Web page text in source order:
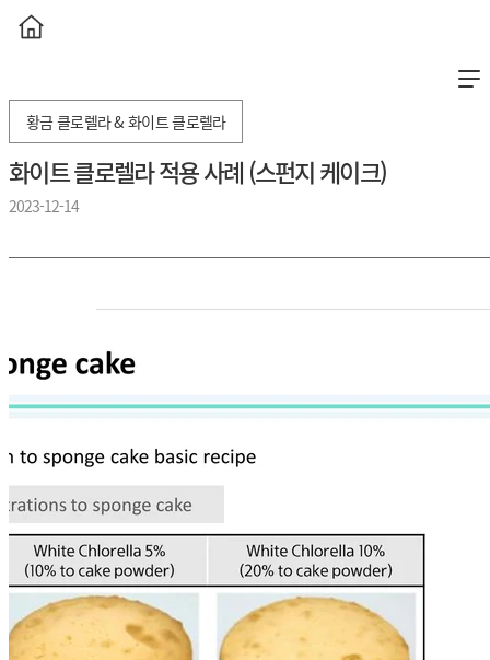
황금 클로렐라 & 화이트 클로렐라
화이트 클로렐라 적용 사례 (스펀지 케이크)
2023-12-14